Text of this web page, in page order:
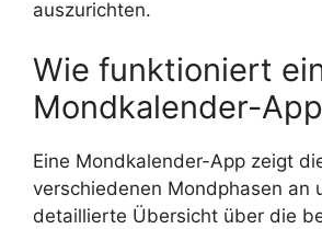
auszurichten.
Wie funktioniert
Mondkalender-
Eine Mondkalender-App zeigt
verschiedenen Mondphasen an
detaillierte Übersicht über die